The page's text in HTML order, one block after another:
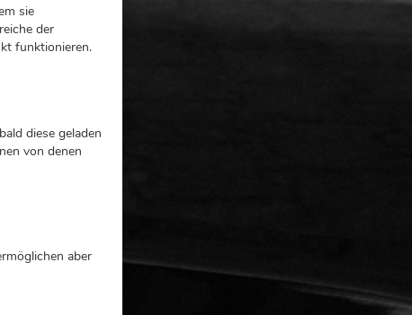
sie
der
funktionieren.
diese geladen
von denen
aber